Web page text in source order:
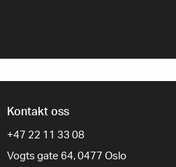
Kontakt oss
+47 22 11 33 08
Vogts gate 64, 0477 Oslo